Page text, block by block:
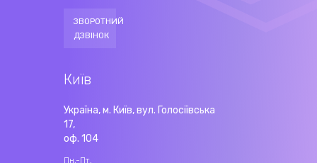
ЗВОРОТНИЙ
ДЗВІНОК
Київ
Україна, м. Київ, вул. Голосіївська
17,
оф. 104
Пн.-Пт.